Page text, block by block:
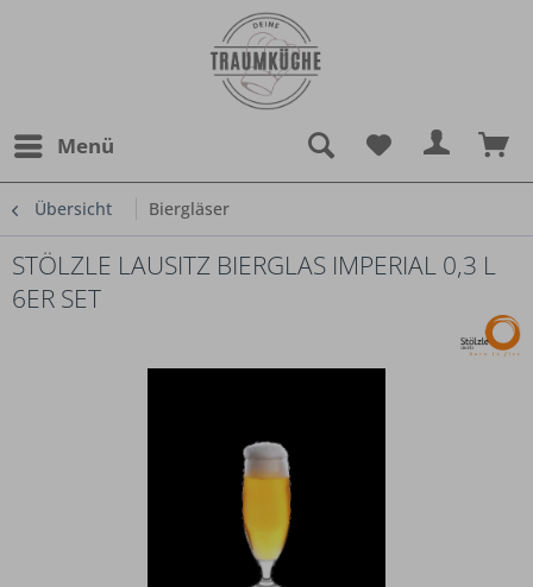
Menü
Übersicht Biergläser
STÖLZLE LAUSITZ BIERGLAS IMPERIAL 0,3 L
6ER SET